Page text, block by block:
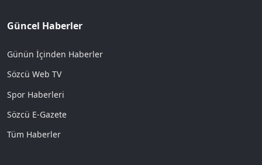
Güncel Haberler
Günün İçinden Haberler
Sözcü Web TV
Spor Haberleri
Sözcü E-Gazete
Tüm Haberler